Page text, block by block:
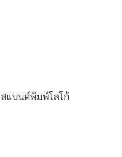
แบนด์พิมพ์โลโก้